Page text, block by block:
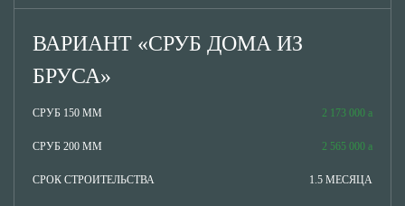
ВАРИАНТ «СРУБ ДОМА ИЗ
БРУСА»
СРУБ 150 ММ 2 173 000
СРУБ 200 ММ 2 565 000
СРОК СТРОИТЕЛЬСТВА 1.5 МЕСЯЦА